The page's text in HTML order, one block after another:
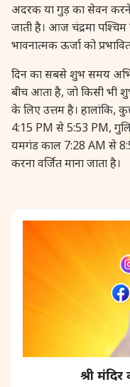
28 August, 2026
28 August, 2026
28 August, 2026
28 August, 2026
31 August, 2026
अदरक या गुड़ का सेवन
जाती है। आज चंद्रमा
भावनात्मक ऊर्जा को
दिन का सबसे शुभ समय
बीच आता है, जो किसी भी
के लिए उत्तम है। हालांकि,
4:15 PM से 5:53 PM,
यमगंड काल 7:28 AM से
करना वर्जित माना जाता है।
श्री